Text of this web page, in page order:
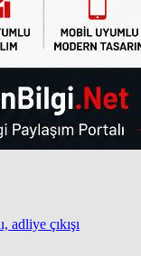
adliye çıkışı